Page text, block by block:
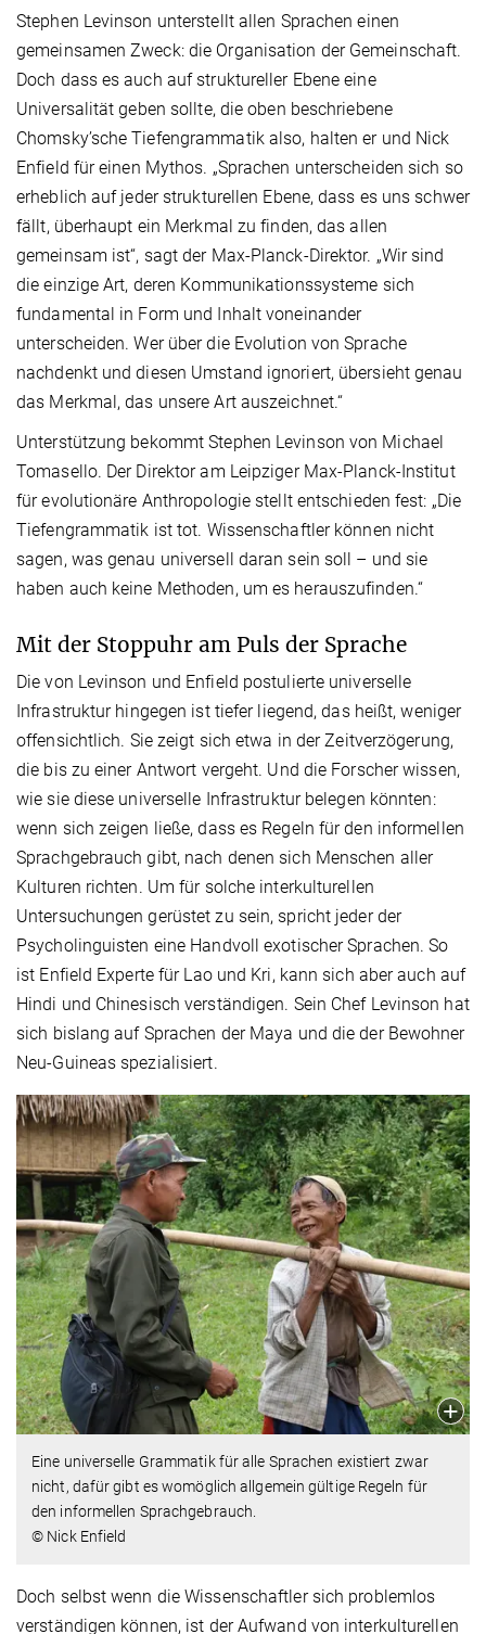
Stephen Levinson unterstellt allen Sprachen einen
gemeinsamen Zweck: die Organisation der Gemeinschaft.
Doch dass es auch auf struktureller Ebene eine
Universalität geben sollte, die oben beschriebene
Chomsky’sche Tiefengrammatik also, halten er und Nick
Enfield für einen Mythos. „Sprachen unterscheiden sich so
erheblich auf jeder strukturellen Ebene, dass es uns schwer
fällt, überhaupt ein Merkmal zu finden, das allen
gemeinsam ist“, sagt der Max-Planck-Direktor. „Wir sind
die einzige Art, deren Kommunikationssysteme sich
fundamental in Form und Inhalt voneinander
unterscheiden. Wer über die Evolution von Sprache
nachdenkt und diesen Umstand ignoriert, übersieht genau
das Merkmal, das unsere Art auszeichnet.“
Unterstützung bekommt Stephen Levinson von Michael
Tomasello. Der Direktor am Leipziger Max-Planck-Institut
für evolutionäre Anthropologie stellt entschieden fest: „Die
Tiefengrammatik ist tot. Wissenschaftler können nicht
sagen, was genau universell daran sein soll – und sie
haben auch keine Methoden, um es herauszufinden.“
Mit der Stoppuhr am Puls der Sprache
Die von Levinson und Enfield postulierte universelle
Infrastruktur hingegen ist tiefer liegend, das heißt, weniger
offensichtlich. Sie zeigt sich etwa in der Zeitverzögerung,
die bis zu einer Antwort vergeht. Und die Forscher wissen,
wie sie diese universelle Infrastruktur belegen könnten:
wenn sich zeigen ließe, dass es Regeln für den informellen
Sprachgebrauch gibt, nach denen sich Menschen aller
Kulturen richten. Um für solche interkulturellen
Untersuchungen gerüstet zu sein, spricht jeder der
Psycholinguisten eine Handvoll exotischer Sprachen. So
ist Enfield Experte für Lao und Kri, kann sich aber auch auf
Hindi und Chinesisch verständigen. Sein Chef Levinson hat
sich bislang auf Sprachen der Maya und die der Bewohner
Neu-Guineas spezialisiert.
Eine universelle Grammatik für alle Sprachen existiert zwar
nicht, dafür gibt es womöglich allgemein gültige Regeln für
den informellen Sprachgebrauch.
© Nick Enfield
Doch selbst wenn die Wissenschaftler sich problemlos
verständigen können, ist der Aufwand von interkulturellen